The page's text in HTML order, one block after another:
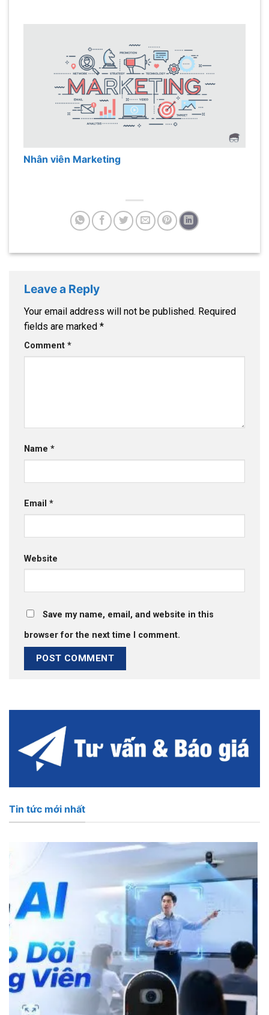
Nhân viên Marketing
Leave a Reply
Your email address will not be published. Required
fields are marked *
Comment *
Name *
Email *
Website
Save my name, email, and website in this
browser for the next time I comment.
Tin tức mới nhất